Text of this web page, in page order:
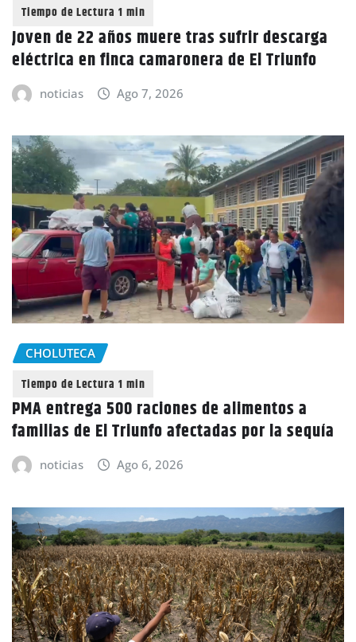
Joven de 22 años muere tras sufrir descarga
eléctrica en finca camaronera de El Triunfo
noticias Ago 7, 2026
CHOLUTECA
PMA entrega 500 raciones de alimentos a
familias de El Triunfo afectadas por la sequía
noticias Ago 6, 2026